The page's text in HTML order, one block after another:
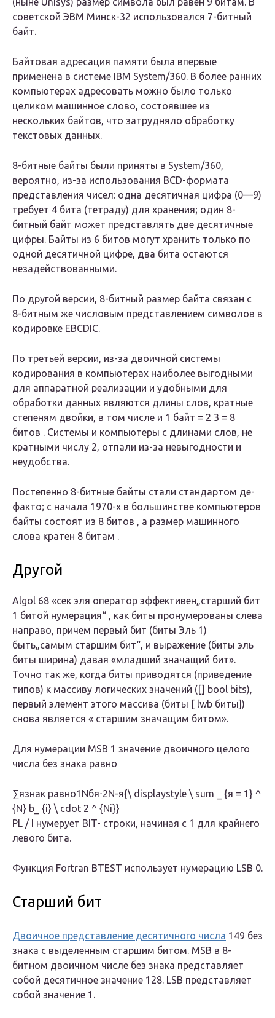
советской ЭВМ Минск-32 использовался 7-битный
байт.
Байтовая адресация памяти была впервые
применена в системе IBM System/360. В более ранних
компьютерах адресовать можно было только
целиком машинное слово, состоявшее из
нескольких байтов, что затрудняло обработку
текстовых данных.
8-битные байты были приняты в System/360,
вероятно, из-за использования BCD-формата
представления чисел: одна десятичная цифра (0—9)
требует 4 бита (тетраду) для хранения; один 8-
битный байт может представлять две десятичные
цифры. Байты из 6 битов могут хранить только по
одной десятичной цифре, два бита остаются
незадействованными.
По другой версии, 8-битный размер байта связан с
8-битным же числовым представлением символов в
кодировке EBCDIC.
По третьей версии, из-за двоичной системы
кодирования в компьютерах наиболее выгодными
для аппаратной реализации и удобными для
обработки данных являются длины слов, кратные
степеням двойки, в том числе и 1 байт = 2 3 = 8
битов . Системы и компьютеры с длинами слов, не
кратными числу 2, отпали из-за невыгодности и
неудобства.
Постепенно 8-битные байты стали стандартом де-
факто; с начала 1970-х в большинстве компьютеров
байты состоят из 8 битов , а размер машинного
слова кратен 8 битам .
Другой
Algol 68 «сек эля оператор эффективен„старший бит
1 битой нумерация“ , как биты пронумерованы слева
направо, причем первый бит (биты Эль 1)
быть„самым старшим бит“, и выражение (биты эль
биты ширина) давая «младший значащий бит».
Точно так же, когда биты приводятся (приведение
типов) к массиву логических значений ([] bool bits),
первый элемент этого массива (биты [ lwb биты])
снова является « старшим значащим битом».
Для нумерации MSB 1 значение двоичного целого
числа без знака равно
∑язнак равно1Nбя⋅2N-я{\ displaystyle \ sum _ {я = 1} ^
{N} b_ {i} \ cdot 2 ^ {Ni}}
PL / I нумерует BIT- строки, начиная с 1 для крайнего
левого бита.
Функция Fortran BTEST использует нумерацию LSB 0.
Старший бит
Двоичное представление десятичного числа 149 без
знака с выделенным старшим битом. MSB в 8-
битном двоичном числе без знака представляет
собой десятичное значение 128. LSB представляет
собой значение 1.